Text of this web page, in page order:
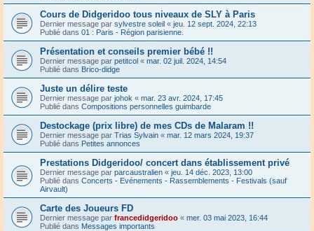
Cours de Didgeridoo tous niveaux de SLY à Paris
Dernier message par sylvestre soleil « jeu. 12 sept. 2024, 22:13
Publié dans 01 : Paris - Région parisienne.
Présentation et conseils premier bébé !!
Dernier message par petitcol « mar. 02 juil. 2024, 14:54
Publié dans Brico-didge
Juste un délire teste
Dernier message par johok « mar. 23 avr. 2024, 17:45
Publié dans Compositions personnelles guimbarde
Destockage (prix libre) de mes CDs de Malaram !!
Dernier message par Trias Sylvain « mar. 12 mars 2024, 19:37
Publié dans Petites annonces
Prestations Didgeridoo/ concert dans établissement privé
Dernier message par parcaustralien « jeu. 14 déc. 2023, 13:00
Publié dans Concerts - Evénements - Rassemblements - Festivals (sauf
Airvault)
Carte des Joueurs FD
Dernier message par francedidgeridoo « mer. 03 mai 2023, 16:44
Publié dans Messages importants